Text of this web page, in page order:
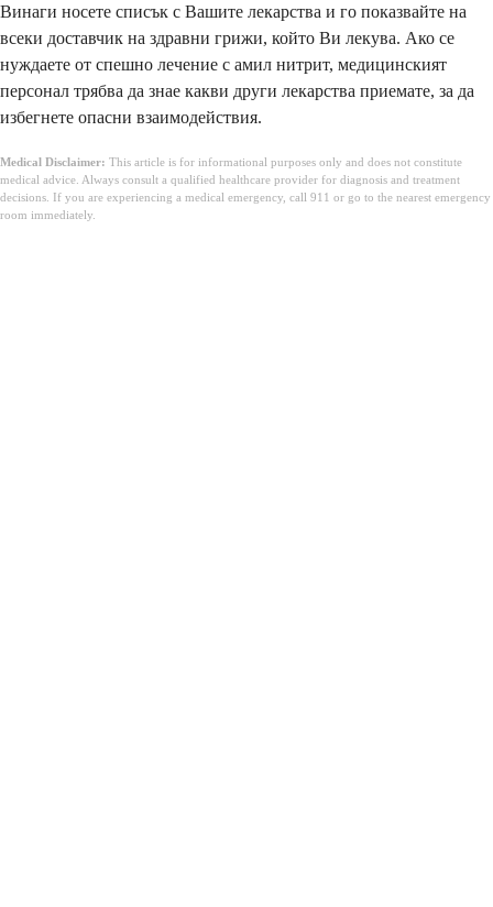
Винаги носете списък с Вашите лекарства и го показвайте на
всеки доставчик на здравни грижи, който Ви лекува. Ако се
нуждаете от спешно лечение с амил нитрит, медицинският
персонал трябва да знае какви други лекарства приемате, за да
избегнете опасни взаимодействия.
Medical Disclaimer: This article is for informational purposes only and does not constitute
medical advice. Always consult a qualified healthcare provider for diagnosis and treatment
decisions. If you are experiencing a medical emergency, call 911 or go to the nearest emergency
room immediately.